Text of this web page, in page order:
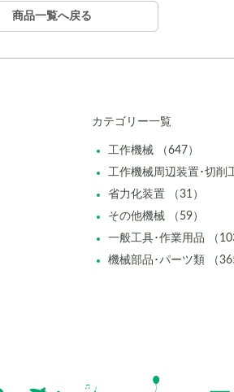
商品一覧へ戻る
カテゴリー一覧
工作機械 （647）
工作機械周辺装置･切削
省力化装置 （31）
その他機械 （59）
一般工具･作業用品 （
機械部品･パーツ類 （